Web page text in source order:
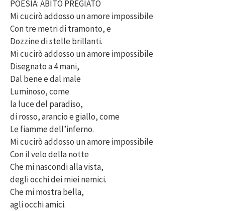
POESIA: ABITO PREGIATO
Mi cucirò addosso un amore impossibile
Con tre metri di tramonto, e
Dozzine di stelle brillanti.
Mi cucirò addosso un amore impossibile
Disegnato a 4 mani,
Dal bene e dal male
Luminoso, come
la luce del paradiso,
di rosso, arancio e giallo, come
Le fiamme dell’inferno.
Mi cucirò addosso un amore impossibile
Con il velo della notte
Che mi nascondi alla vista,
degli occhi dei miei nemici.
Che mi mostra bella,
agli occhi amici.